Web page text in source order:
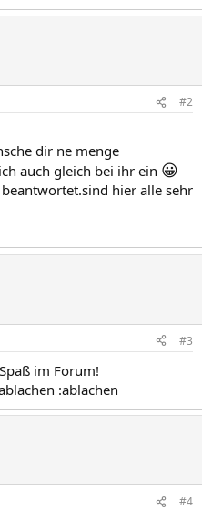
#2
dir ne menge
auch gleich bei ihr ein 😀
hier alle sehr
#3
im Forum!
:ablachen
#4